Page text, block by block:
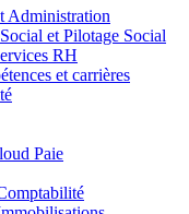
Administration
et Pilotage Social
RH
et carrières
Paie